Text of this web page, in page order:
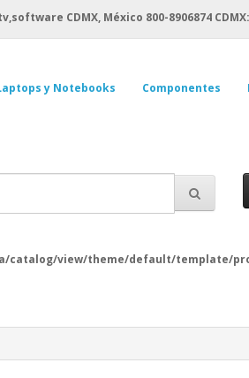
CDMX, México 800-8906874
y Notebooks Componentes
catalog/view/theme/default/template/